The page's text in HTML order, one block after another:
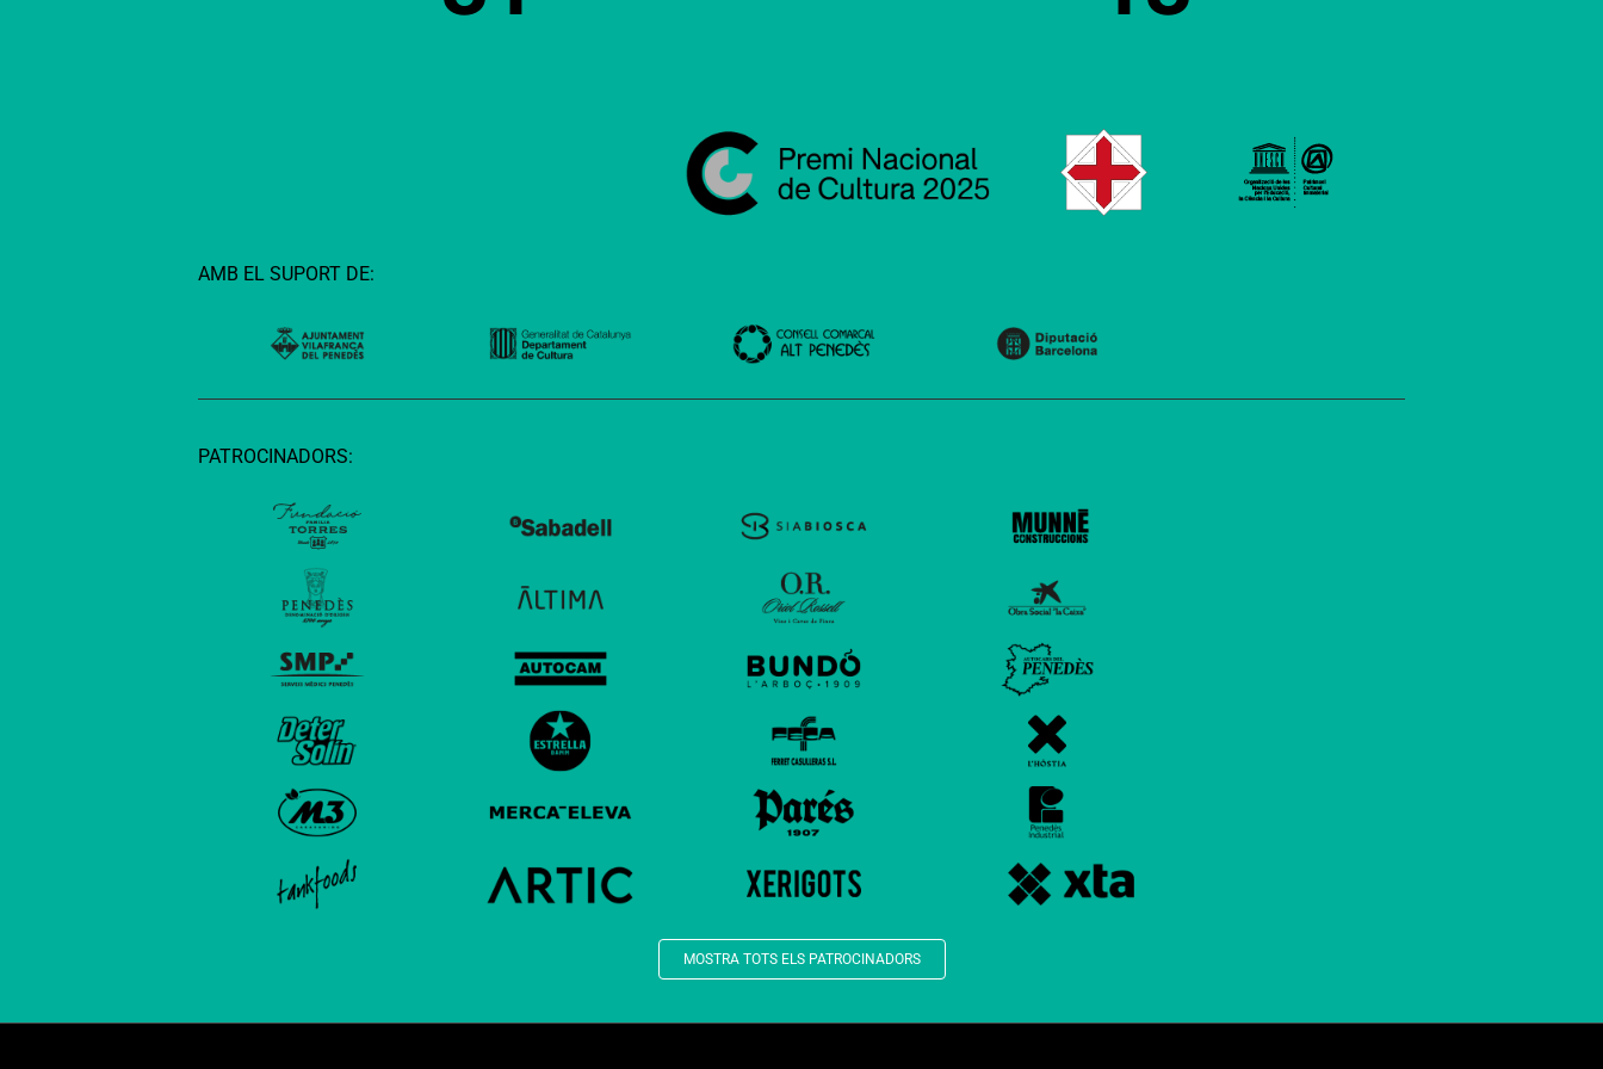
AMB EL SUPORT DE:
PATROCINADORS:
MOSTRA TOTS ELS PATROCINADORS